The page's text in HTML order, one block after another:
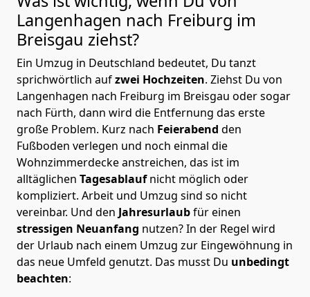
Langenhagen nach Freiburg im
Breisgau ziehst?
Ein Umzug in Deutschland bedeutet, Du tanzt
sprichwörtlich aufzwei Hochzeiten. Ziehst Du von
Langenhagen nach Freiburg im Breisgau oder sogar
nach Fürth, dann wird die Entfernung das erste
große Problem. Kurz nach Feierabend den
Fußboden verlegen und noch einmal die
Wohnzimmerdecke anstreichen, das ist im
alltäglichen Tagesablaufnicht möglich oder
kompliziert. Arbeit und Umzug sind so nicht
vereinbar. Und den Jahresurlaubfür einen
stressigen Neuanfang nutzen? In der Regel wird
der Urlaub nach einem Umzug zur Eingewöhnung in
das neue Umfeld genutzt. Das musst Du unbedingt
beachten: